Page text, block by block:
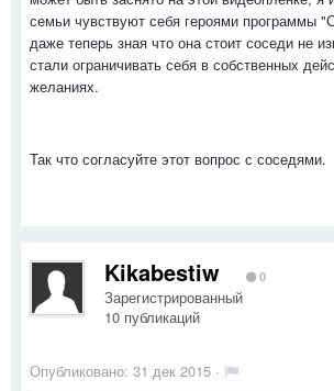
семьи чувствуют себя героями программы
даже теперь зная что она стоит соседи не
стали ограничивать себя в собственных
желаниях.
Так что согласуйте этот вопрос с соседями.
Kikabestiw 0
Зарегистрированный
10 публикаций
Опубликовано: 31 дек 2015 ·